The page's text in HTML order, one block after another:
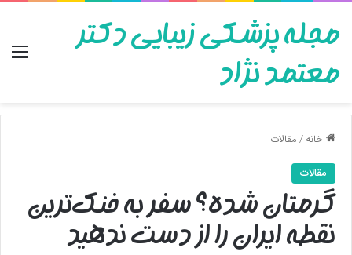
مجله پزشکی زیبایی دکتر
معتمد نژاد
خانه/مقالات
مقالات
گرمتان شده؟ سفر به خنک‌ترین
نقطه ایران را از دست ندهید